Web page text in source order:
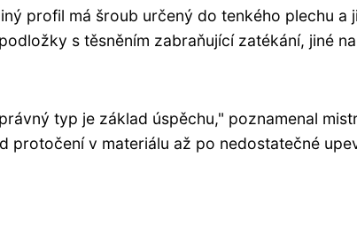
profil má šroub určený do tenkého plechu
s těsněním zabraňující zatékání, jiné
typ je základ úspěchu," poznamenal
protočení v materiálu až po nedostatečné